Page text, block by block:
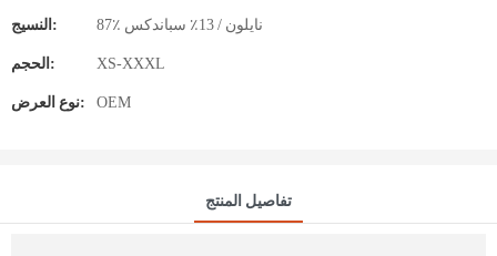
النسيج: 87٪ نايلون / 13٪ سباندكس
الحجم: XS-XXXL
نوع العرض: OEM
تفاصيل المنتج